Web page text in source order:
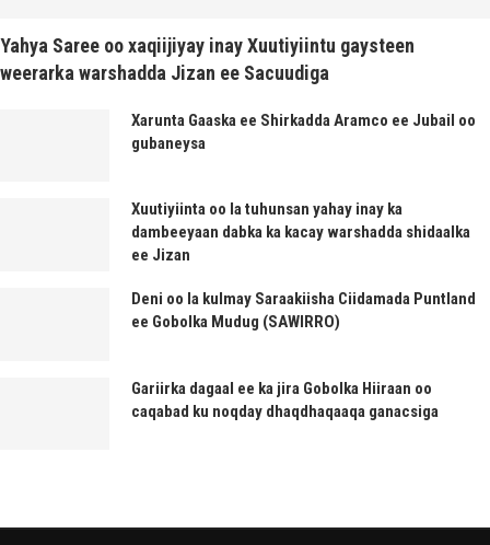
Yahya Saree oo xaqiijiyay inay Xuutiyiintu gaysteen
weerarka warshadda Jizan ee Sacuudiga
Xarunta Gaaska ee Shirkadda Aramco ee Jubail oo
gubaneysa
Xuutiyiinta oo la tuhunsan yahay inay ka
dambeeyaan dabka ka kacay warshadda shidaalka
ee Jizan
Deni oo la kulmay Saraakiisha Ciidamada Puntland
ee Gobolka Mudug (SAWIRRO)
Gariirka dagaal ee ka jira Gobolka Hiiraan oo
caqabad ku noqday dhaqdhaqaaqa ganacsiga